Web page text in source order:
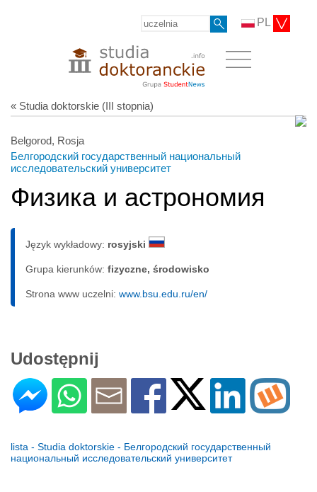
PL
« Studia doktorskie (III stopnia)
Belgorod, Rosja
Белгородский государственный национальный
исследовательский университет
Физика и астрономия
Język wykładowy: rosyjski
Grupa kierunków: fizyczne, środowisko
Strona www uczelni: www.bsu.edu.ru/en/
Udostępnij
lista - Studia doktorskie - Белгородский государственный
национальный исследовательский университет